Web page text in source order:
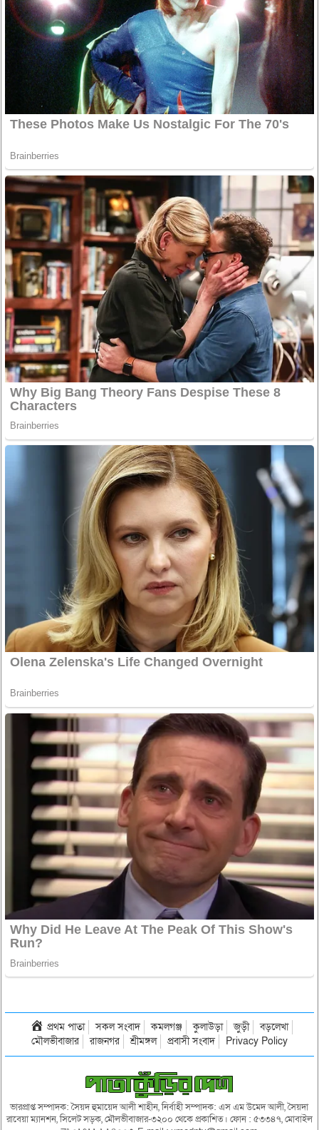
প্রথম পাতা সকল সংবাদ কমলগঞ্জ কুলাউড়া জুড়ী
বড়লেখা
মৌলভীবাজার
রাজনগর শ্রীমঙ্গল প্রবাসী সংবাদ Privacy Policy
ভারপ্রাপ্ত সম্পাদক: সৈয়দ হুমায়েদ আলী শাহীন, নির্বাহী সম্পাদক: এস এম উমেদ আলী, সৈয়দা
রাবেয়া ম্যানশন, সিলেট সড়ক, মৌলভীবাজার-৩২০০ থেকে প্রকাশিত। ফোন : ৫৩৩৪৭, মোবাইল